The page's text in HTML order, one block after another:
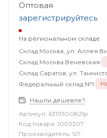
Оптовая
зарегистрируйтесь
На региональном складе
Склад Москва, ул. Аллея
Склад Москва Веневская:
Склад Саратов, ул.
Федеральный склад №1:
Нашли дешевле?
Артикул: 63111300821p
Код товара: 1003207
Производитель: SIT